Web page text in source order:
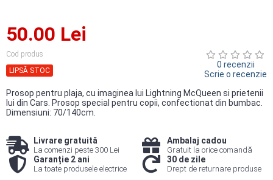
50.00 Lei
Cod produs
LIPSĂ STOC
0 recenzii
Scrie o recenzie
Prosop pentru plaja, cu imaginea lui Lightning McQueen si prietenii
lui din Cars. Prosop special pentru copii, confectionat din bumbac.
Dimensiuni: 70/140cm.
Livrare gratuită
La comenzi peste 300 Lei
Ambalaj cadou
Gratuit la orice comandă
Garanție 2 ani
La toate produsele electrice
30 de zile
Drept de returnare produse